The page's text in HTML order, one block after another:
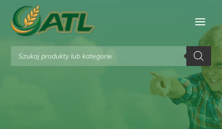
Wyszukiwarka
produktów